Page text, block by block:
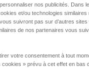
CONTACT®
falaise
nos publicités. Dans
et/ou technologies
suivront pas sur d’autres
de nos partenaires vous
votre consentement à tout
cookies » prévu à cet effet en bas